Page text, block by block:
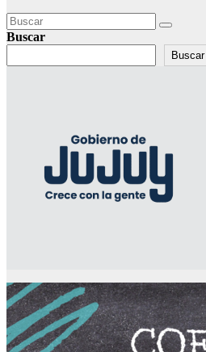
Buscar
Buscar